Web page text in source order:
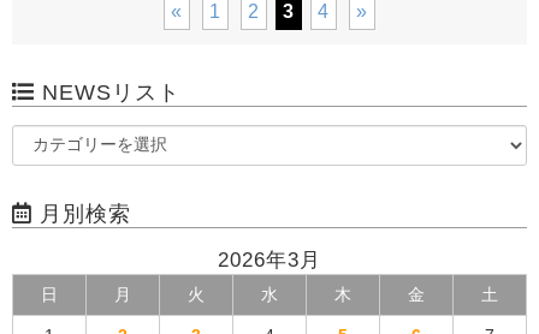
« 1 2 3 4 »
NEWSリスト
月別検索
2026年3月
日 月 火 水 木 金 土